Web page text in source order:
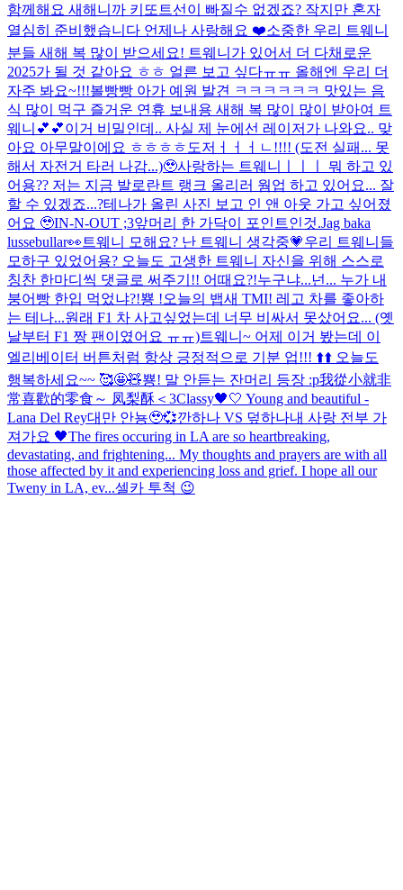
함께해요 새해니까 키또트선이 빠질수 없겠죠? 작지만 혼자
열심히 준비했습니다 언제나 사랑해요 ❤️소중한 우리 트웨니
분들 새해 복 많이 받으세요! 트웨니가 있어서 더 다채로운
2025가 될 것 같아요 ㅎㅎ 얼른 보고 싶다ㅠㅠ 올해엔 우리 더
자주 봐요~!!!볼빵빵 아가 예원 발견 ㅋㅋㅋㅋㅋㅋ 맛있는 음
식 많이 먹구 즐거운 연휴 보내용 새해 복 많이 많이 받아여 트
웨니💕💕이거 비밀인데.. 사실 제 눈에선 레이저가 나와요.. 맞
아요 아무말이에요 ㅎㅎㅎㅎ 도저ㅓㅓㅓㄴ!!!! (도전 실패... 못
해서 자전거 타러 나감...)🥹사랑하는 트웨니ㅣㅣㅣ 뭐 하고 있
어용?? 저는 지금 발로란트 랭크 올리러 웜업 하고 있어요... 잘
할 수 있겠죠...?테나가 올린 사진 보고 인 앤 아웃 가고 싶어졌
어요 🥹IN-N-OUT ;3앞머리 한 가닥이 포인트인것.Jag baka
lussebullar👀 트웨니 모해요? 난 트웨니 생각중💗우리 트웨니들
모하구 있었어용? 오늘도 고생한 트웨니 자신을 위해 스스로
칭찬 한마디씩 댓글로 써주기!! 어때요?!누구냐...넌... 누가 내
붕어빵 한입 먹었냐?!뿅 !오늘의 뱁새 TMI! 레고 차를 좋아하
는 테나...원래 F1 차 사고싶었는데 너무 비싸서 못샀어요... (옛
날부터 F1 짱 팬이였어요 ㅠㅠ)트웨니~ 어제 이거 봤는데 이
엘리베이터 버튼처럼 항상 긍정적으로 기분 업!!! ⬆️⬆️ 오늘도
행복하세요~~ 🥰🤩🧸뿅! 말 안듣는 잔머리 등장 :p我從小就非
常喜歡的零食～ 凤梨酥＜3Classy🖤🤍 Young and beautiful -
Lana Del Rey대만 안뇽🥹💞깐하나 VS 덮하나내 사랑 전부 가
져가요 🖤The fires occuring in LA are so heartbreaking,
devastating, and frightening... My thoughts and prayers are with all
those affected by it and experiencing loss and grief. I hope all our
Tweny in LA, ev...셀카 투척 😉